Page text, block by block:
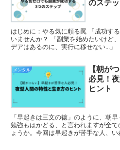
のステ
はじめに：やる気に頼る罠 「成功す
いませんか？ 「副業を始めたいけど
デアはあるのに、実行に移せない...」
メンタル
【朝が
必見！
ヒント
「早起きは三文の徳」のように、朝
勉強もはかどる、と言われますが全
ょうか。今回は早起きが苦手な人、